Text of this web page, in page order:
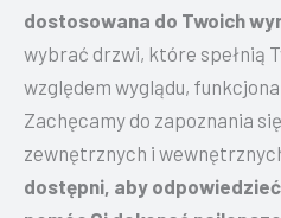
dostosowana do Twoich
wybrać drzwi, które spełnią
względem wyglądu,
Zachęcamy do zapoznania
zewnętrznych i
dostępni, aby